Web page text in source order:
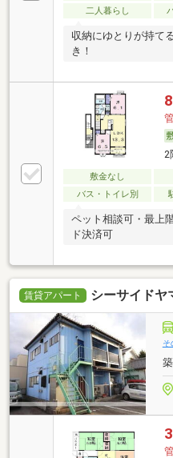
二人暮らし
収納にゆとりが持て
き！
2
敷金なし
バス・トイレ別
ペット相談可・最上
ド決済可
賃貸アパート シーサイドヤ
そ